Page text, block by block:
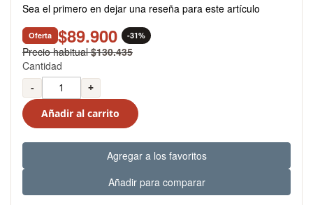
the
images
gallery
Sea el primero en dejar una reseña para este artículo
Oferta $89.900 -31%
Precio habitual $130.435
Cantidad
-
+
Añadir al carrito
Agregar a los favoritos
Añadir para comparar